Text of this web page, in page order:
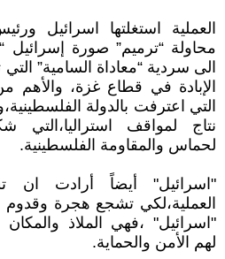
العملية استغلتها اسرائيل
محاولة “ترميم” صورة إسرائيل
الى سردية “معاداة السامية”
الإبادة في قطاع غزة، والأهم
التي اعترفت بالدولة
نتاج لمواقف استراليا،التي
لحماس والمقاومة الفلسطينية.
"اسرائيل" أيضاً أرادت ان
العملية،لكي تشجع هجرة وقدوم
"اسرائيل" ،فهي الملاذ والمكان
لهم الأمن والحماية.